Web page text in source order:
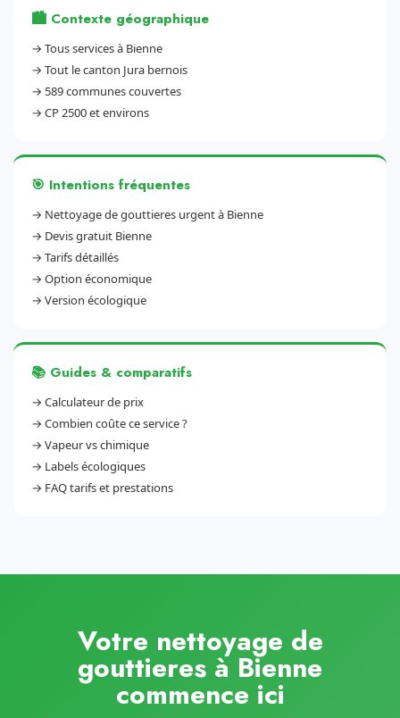
🏙️ Contexte géographique
→ Tous services à Bienne
→ Tout le canton Jura bernois
→ 589 communes couvertes
→ CP 2500 et environs
🎯 Intentions fréquentes
→ Nettoyage de gouttieres urgent à Bienne
→ Devis gratuit Bienne
→ Tarifs détaillés
→ Option économique
→ Version écologique
📚 Guides & comparatifs
→ Calculateur de prix
→ Combien coûte ce service ?
→ Vapeur vs chimique
→ Labels écologiques
→ FAQ tarifs et prestations
Votre nettoyage de
gouttieres à Bienne
commence ici